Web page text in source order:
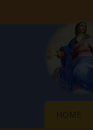
HOME